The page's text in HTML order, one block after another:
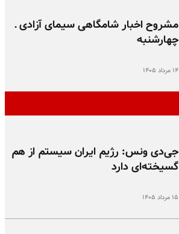
مشروح اخبار شامگاهی سیمای آزادی ـ
چهارشنبه
۱۴ مرداد ۱۴۰۵
جی‌دی ونس: رژیم ایران سیستم از هم
گسیخته‌ای دارد
۱۵ مرداد ۱۴۰۵